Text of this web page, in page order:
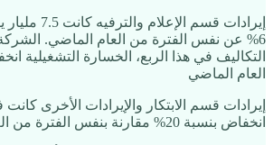
إيرادات قسم
6% عن نفس الفترة من العام الماضي.
العام الماضي
انخفاض بنسبة 20% مقارنة بنفس الفترة من العام الماضي